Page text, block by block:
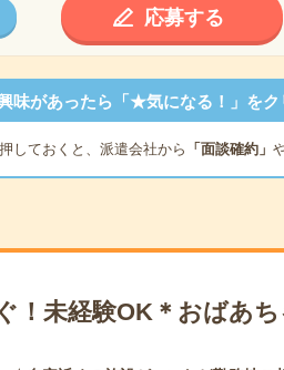
応募する
味があったら「★気になる！」をク
しておくと、派遣会社から 「面談確約」
！未経験OK＊おばあ